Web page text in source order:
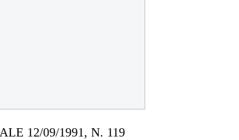
12/09/1991, N. 119